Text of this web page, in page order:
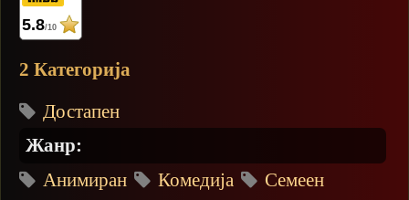
5.8/10
2 Категорија
Достапен
Жанр:
Анимиран
Комедија
Семеен